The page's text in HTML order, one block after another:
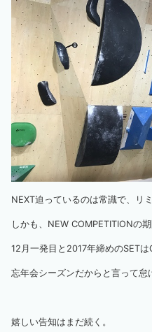
NEXT迫っているのは常識で、リ
しかも、NEW COMPETITIONの
12月一発目と2017年締めのSETは
忘年会シーズンだからと言って怠
嬉しい告知はまだ続く。